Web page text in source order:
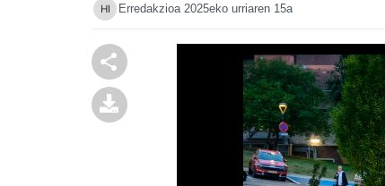
Erredakzioa 2025eko urriaren 15a